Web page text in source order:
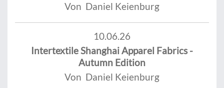
Von Daniel Keienburg
10.06.26
Intertextile Shanghai Apparel Fabrics -
Autumn Edition
Von Daniel Keienburg